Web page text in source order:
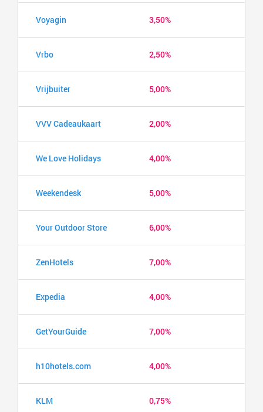
Voyagin 3,50%
Vrbo 2,50%
Vrijbuiter 5,00%
VVV Cadeaukaart 2,00%
We Love Holidays 4,00%
Weekendesk 5,00%
Your Outdoor Store 6,00%
ZenHotels 7,00%
Expedia 4,00%
GetYourGuide 7,00%
h10hotels.com 4,00%
KLM 0,75%